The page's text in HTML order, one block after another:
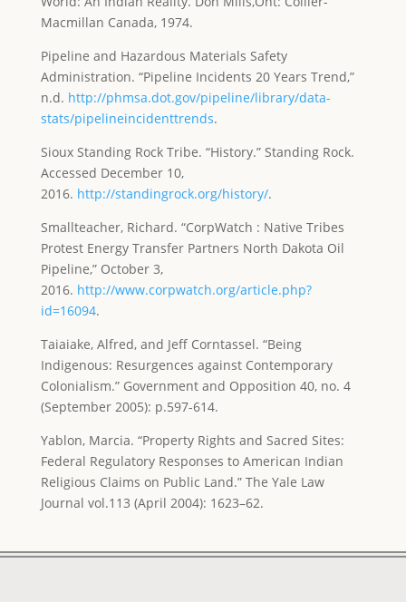
Macmillan Canada, 1974.
Pipeline and Hazardous Materials Safety
Administration. “Pipeline Incidents 20 Years Trend,”
n.d. http://phmsa.dot.gov/pipeline/library/data-
stats/pipelineincidenttrends.
Sioux Standing Rock Tribe. “History.” Standing Rock.
Accessed December 10,
2016. http://standingrock.org/history/.
Smallteacher, Richard. “CorpWatch : Native Tribes
Protest Energy Transfer Partners North Dakota Oil
Pipeline,” October 3,
2016. http://www.corpwatch.org/article.php?
id=16094.
Taiaiake, Alfred, and Jeff Corntassel. “Being
Indigenous: Resurgences against Contemporary
Colonialism.” Government and Opposition 40, no. 4
(September 2005): p.597-614.
Yablon, Marcia. “Property Rights and Sacred Sites:
Federal Regulatory Responses to American Indian
Religious Claims on Public Land.” The Yale Law
Journal vol.113 (April 2004): 1623–62.